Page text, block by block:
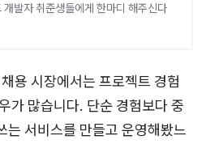
발자 취준생들에게 한마디 해주신다
용 시장에서는 프로젝트 경험
가 많습니다. 단순 경험보다 중
는 서비스를 만들고 운영해봤느